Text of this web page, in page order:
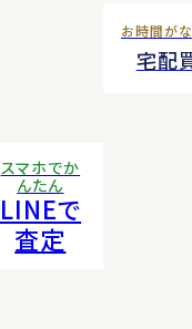
お時間が
宅配
スマホでか
んたん
LINEで
査定